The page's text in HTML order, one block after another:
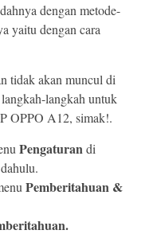
dengan metode-
yaitu dengan cara
tidak akan muncul di
langkah untuk
OPPO A12, simak!.
Pengaturandi
Pemberitahuan &